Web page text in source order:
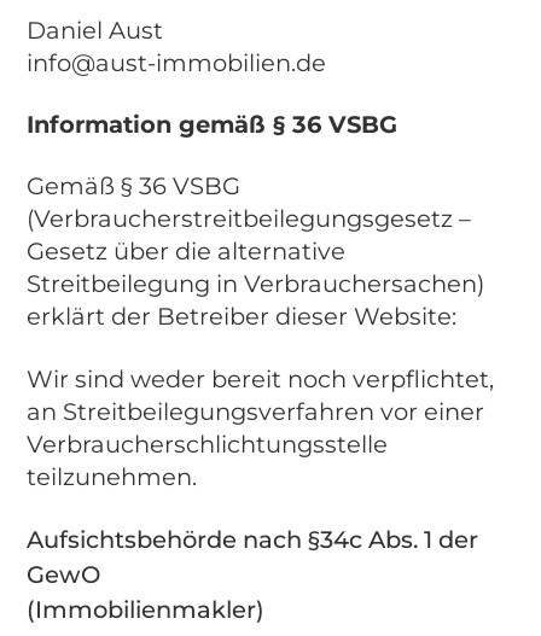
Daniel Aust
info@aust-immobilien.de
Information gemäß § 36 VSBG
Gemäß § 36 VSBG
(Verbraucherstreitbeilegungsgesetz –
Gesetz über die alternative
Streitbeilegung in Verbrauchersachen)
erklärt der Betreiber dieser Website:
Wir sind weder bereit noch verpflichtet,
an Streitbeilegungsverfahren vor einer
Verbraucherschlichtungsstelle
teilzunehmen.
Aufsichtsbehörde nach §34c Abs. 1 der
GewO
(Immobilienmakler)